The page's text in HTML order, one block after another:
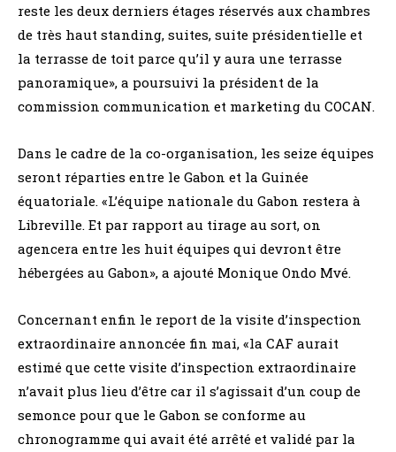
reste les deux derniers étages réservés aux chambres
de très haut standing, suites, suite présidentielle et
la terrasse de toit parce qu’il y aura une terrasse
panoramique», a poursuivi la président de la
commission communication et marketing du COCAN.
Dans le cadre de la co-organisation, les seize équipes
seront réparties entre le Gabon et la Guinée
équatoriale. «L’équipe nationale du Gabon restera à
Libreville. Et par rapport au tirage au sort, on
agencera entre les huit équipes qui devront être
hébergées au Gabon», a ajouté Monique Ondo Mvé.
Concernant enfin le report de la visite d’inspection
extraordinaire annoncée fin mai, «la CAF aurait
estimé que cette visite d’inspection extraordinaire
n’avait plus lieu d’être car il s’agissait d’un coup de
semonce pour que le Gabon se conforme au
chronogramme qui avait été arrêté et validé par la